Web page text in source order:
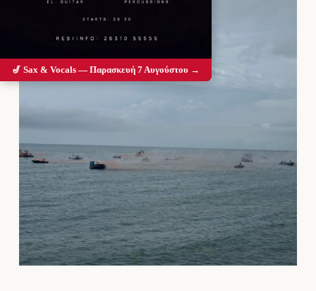
🎷 Sax & Vocals — Παρασκευή 7 Αυγούστου →